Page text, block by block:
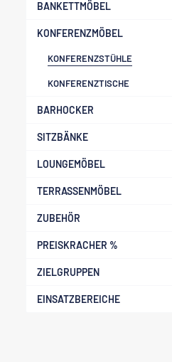
BANKETTMÖBEL
KONFERENZMÖBEL
KONFERENZSTÜHLE
KONFERENZTISCHE
BARHOCKER
SITZBÄNKE
LOUNGEMÖBEL
TERRASSENMÖBEL
ZUBEHÖR
PREISKRACHER %
ZIELGRUPPEN
EINSATZBEREICHE